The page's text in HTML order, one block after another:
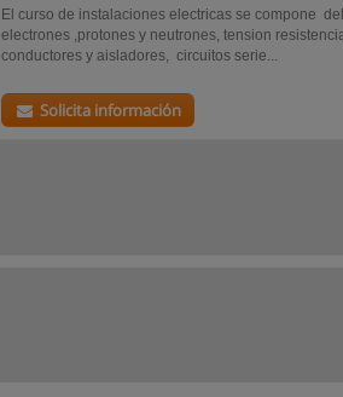
El curso de instalaciones electricas se compone
electrones ,protones y neutrones, tension
conductores y aisladores, circuitos serie...
Solicita información